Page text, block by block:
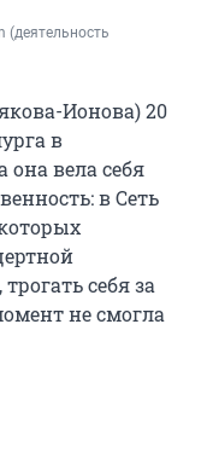
(деятельность
Ионова) 20
в
она вела себя
в Сеть
себя за
не смогла